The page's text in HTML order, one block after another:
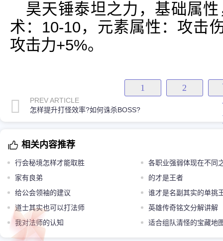
昊天锤泰坦之力，基础属
术：10-10，元素属性：攻击
攻击力+5%。
1 2
PREV ARTICLE
怎样提升打怪效率?如何诛杀BOSS?
相关内容推荐
行会秘境怎样才能取胜
各职业强弱体现在不同
家有良弟
的才是王者
给公会领袖的建议
谁才是名副其实的单挑
道士其实也可以打法师
英雄传奇铭文分解讲解
我对法师的认知
适合组队清怪的宝藏地